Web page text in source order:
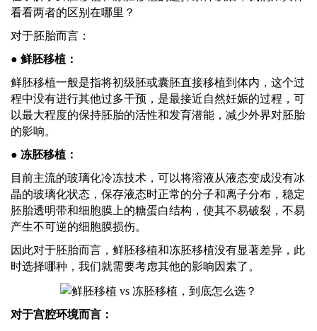
看看两者的区别在哪里？
对于胚胎而言：
● 鲜胚移植：
鲜胚移植一般是指将初级胚或囊胚直接移植到体内，这个过
程中没有进行其他过多干预，是最接近自然妊娠的过程，可
以最大程度的保持胚胎的活性和发育潜能，减少外界对胚胎
的影响。
● 冻胚移植：
目前主流的玻璃化冷冻技术，可以将溶液从液态变成没有冰
晶的玻璃化状态，保存液态时正常的分子和离子分布，稳定
胚胎透明带和细胞膜上的糖蛋白结构，使其不易破裂，不易
产生不可逆的细胞膜损伤。
因此对于胚胎而言，鲜胚移植和冻胚移植没有显著差异，此
时选择哪种，我们就需要考虑其他的影响因素了。
对于宫腔环境而言：